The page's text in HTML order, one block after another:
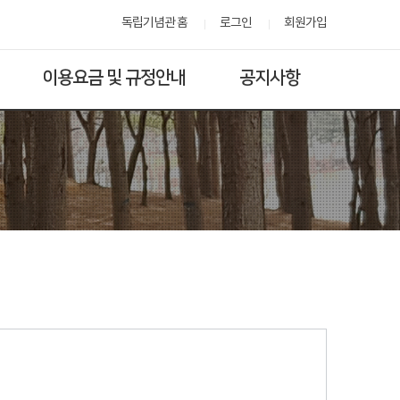
독립기념관 홈 로그인 회원가입
이용요금 및 규정안내 공지사항